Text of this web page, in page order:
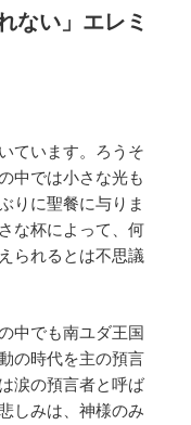
ない」エレミ
ています。ろうそ
中では小さな光も
りに聖餐に与りま
な杯によって、何
られるとは不思議
中でも南ユダ王国
の時代を主の預言
涙の預言者と呼ば
しみは、神様のみ